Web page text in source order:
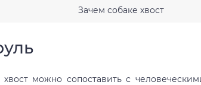
Зачем собаке хвост
можно сопоставить с